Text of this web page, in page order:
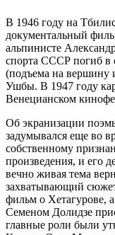
В 1946 году на
документальный
альпинисте
спорта СССР погиб в
(подъема на вершину
Ушбы. В 1947 году
Венецианском
Об экранизации
задумывался еще во
собственному
произведения, и его
вечно живая тема
захватывающий
фильм о Хетагурове,
Семеном Долидзе
главные роли были